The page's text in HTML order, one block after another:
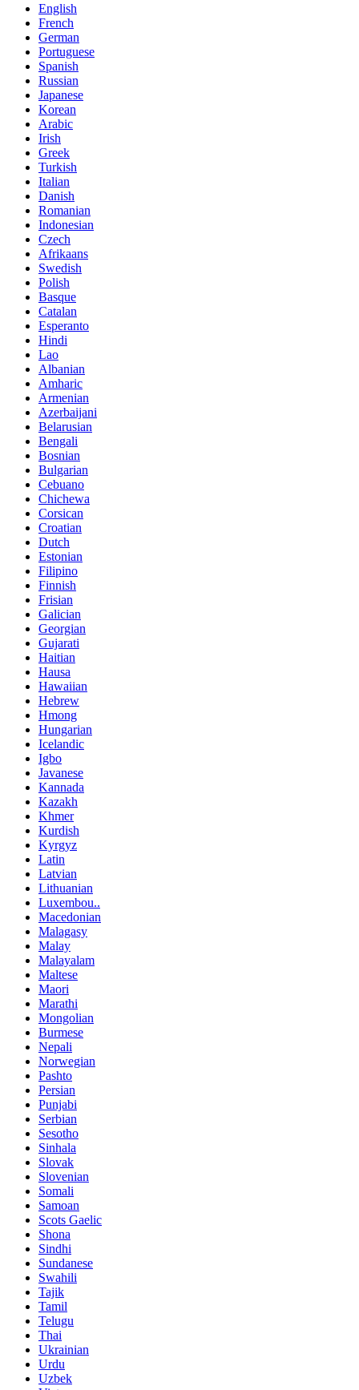
English
French
German
Portuguese
Spanish
Russian
Japanese
Korean
Arabic
Irish
Greek
Turkish
Italian
Danish
Romanian
Indonesian
Czech
Afrikaans
Swedish
Polish
Basque
Catalan
Esperanto
Hindi
Lao
Albanian
Amharic
Armenian
Azerbaijani
Belarusian
Bengali
Bosnian
Bulgarian
Cebuano
Chichewa
Corsican
Croatian
Dutch
Estonian
Filipino
Finnish
Frisian
Galician
Georgian
Gujarati
Haitian
Hausa
Hawaiian
Hebrew
Hmong
Hungarian
Icelandic
Igbo
Javanese
Kannada
Kazakh
Khmer
Kurdish
Kyrgyz
Latin
Latvian
Lithuanian
Luxembou..
Macedonian
Malagasy
Malay
Malayalam
Maltese
Maori
Marathi
Mongolian
Burmese
Nepali
Norwegian
Pashto
Persian
Punjabi
Serbian
Sesotho
Sinhala
Slovak
Slovenian
Somali
Samoan
Scots Gaelic
Shona
Sindhi
Sundanese
Swahili
Tajik
Tamil
Telugu
Thai
Ukrainian
Urdu
Uzbek